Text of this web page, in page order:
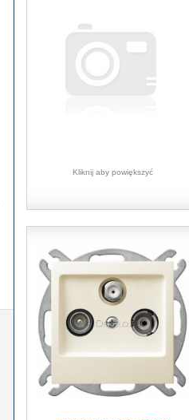
Kliknij aby powiększyć